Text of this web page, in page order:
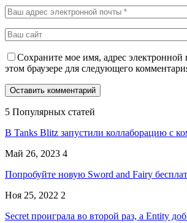
Сохраните мое имя, адрес электронной
этом браузере для следующего
5 Популярных статей
В Tanks Blitz запустили коллаборацию с
Май 26, 2023 4
Попробуйте новую Sword and Fairy
Ноя 25, 2022 2
Secret проиграла во второй раз, а Entity